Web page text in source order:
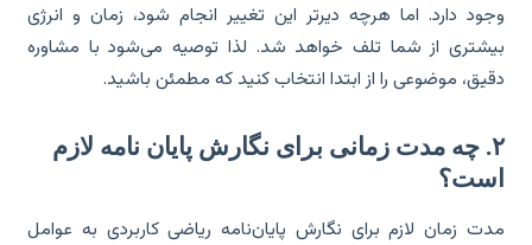
دارد. اما هرچه دیرتر این تغییر انجام شود، زمان و انرژی
از شما تلف خواهد شد. لذا توصیه می‌شود با مشاوره
موضوعی را از ابتدا انتخاب کنید که مطمئن باشید.
۲. چه مدت زمانی برای نگارش پایان نامه لازم
زمان لازم برای نگارش پایان‌نامه ریاضی کاربردی به عوامل